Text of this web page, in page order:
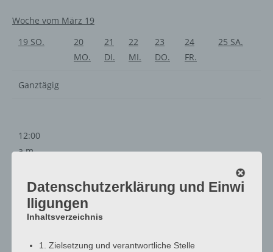
Woche vom März 19
19 SO.
20
MO.
21
DI.
22
MI.
23
DO.
24
FR.
25 SA.
Ganztägig
12:00
a.m.
a.m.
2:00
a.m.
Datenschutzerklärung und Einwi
lligungen
Inhaltsverzeichnis
1. Zielsetzung und verantwortliche Stelle